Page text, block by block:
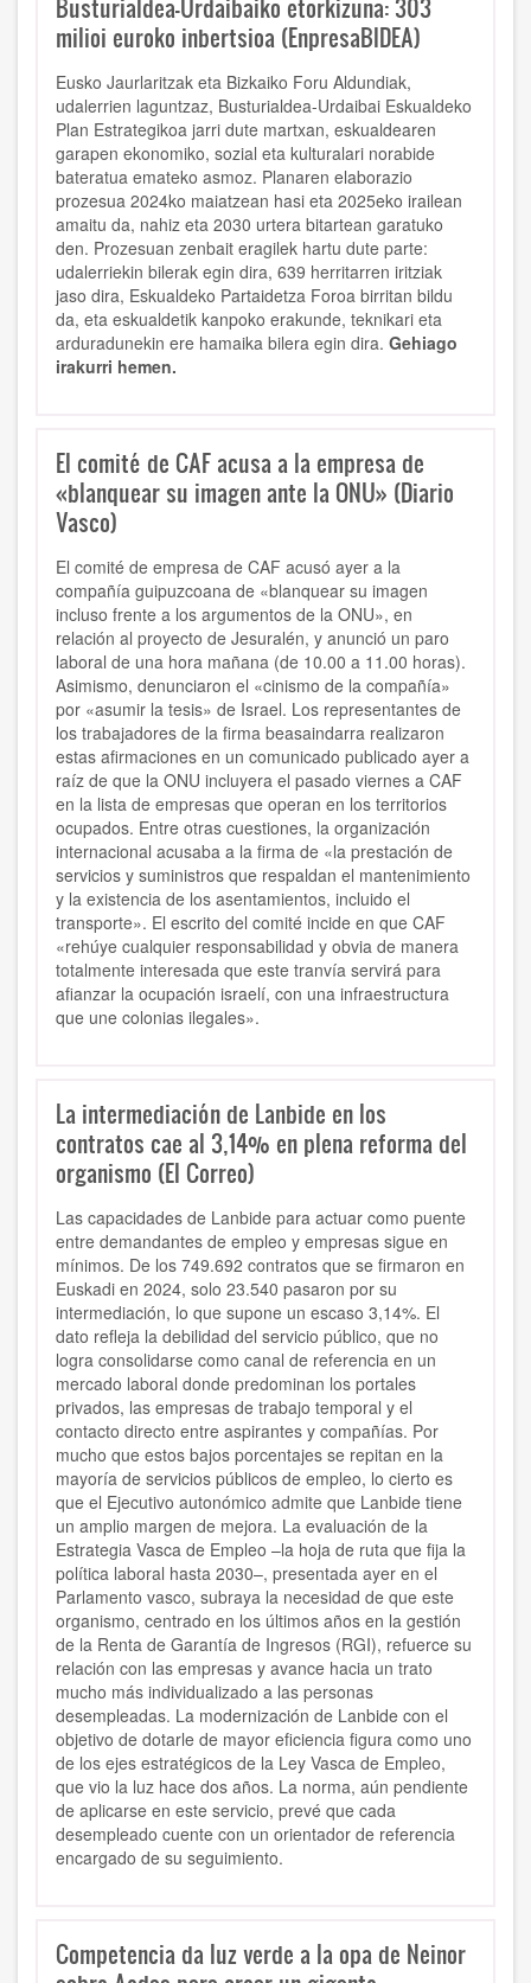
Busturialdea-Urdaibaiko etorkizuna: 303
milioi euroko inbertsioa (EnpresaBIDEA)
Eusko Jaurlaritzak eta Bizkaiko Foru Aldundiak,
udalerrien laguntzaz, Busturialdea-Urdaibai Eskualdeko
Plan Estrategikoa jarri dute martxan, eskualdearen
garapen ekonomiko, sozial eta kulturalari norabide
bateratua emateko asmoz. Planaren elaborazio
prozesua 2024ko maiatzean hasi eta 2025eko irailean
amaitu da, nahiz eta 2030 urtera bitartean garatuko
den. Prozesuan zenbait eragilek hartu dute parte:
udalerriekin bilerak egin dira, 639 herritarren iritziak
jaso dira, Eskualdeko Partaidetza Foroa birritan bildu
da, eta eskualdetik kanpoko erakunde, teknikari eta
arduradunekin ere hamaika bilera egin dira. Gehiago
irakurri hemen.
El comité de CAF acusa a la empresa de
«blanquear su imagen ante la ONU» (Diario
Vasco)
El comité de empresa de CAF acusó ayer a la
compañía guipuzcoana de «blanquear su imagen
incluso frente a los argumentos de la ONU», en
relación al proyecto de Jesuralén, y anunció un paro
laboral de una hora mañana (de 10.00 a 11.00 horas).
Asimismo, denunciaron el «cinismo de la compañía»
por «asumir la tesis» de Israel. Los representantes de
los trabajadores de la firma beasaindarra realizaron
estas afirmaciones en un comunicado publicado ayer a
raíz de que la ONU incluyera el pasado viernes a CAF
en la lista de empresas que operan en los territorios
ocupados. Entre otras cuestiones, la organización
internacional acusaba a la firma de «la prestación de
servicios y suministros que respaldan el mantenimiento
y la existencia de los asentamientos, incluido el
transporte». El escrito del comité incide en que CAF
«rehúye cualquier responsabilidad y obvia de manera
totalmente interesada que este tranvía servirá para
afianzar la ocupación israelí, con una infraestructura
que une colonias ilegales».
La intermediación de Lanbide en los
contratos cae al 3,14% en plena reforma del
organismo (El Correo)
Las capacidades de Lanbide para actuar como puente
entre demandantes de empleo y empresas sigue en
mínimos. De los 749.692 contratos que se firmaron en
Euskadi en 2024, solo 23.540 pasaron por su
intermediación, lo que supone un escaso 3,14%. El
dato refleja la debilidad del servicio público, que no
logra consolidarse como canal de referencia en un
mercado laboral donde predominan los portales
privados, las empresas de trabajo temporal y el
contacto directo entre aspirantes y compañías. Por
mucho que estos bajos porcentajes se repitan en la
mayoría de servicios públicos de empleo, lo cierto es
que el Ejecutivo autonómico admite que Lanbide tiene
un amplio margen de mejora. La evaluación de la
Estrategia Vasca de Empleo –la hoja de ruta que fija la
política laboral hasta 2030–, presentada ayer en el
Parlamento vasco, subraya la necesidad de que este
organismo, centrado en los últimos años en la gestión
de la Renta de Garantía de Ingresos (RGI), refuerce su
relación con las empresas y avance hacia un trato
mucho más individualizado a las personas
desempleadas. La modernización de Lanbide con el
objetivo de dotarle de mayor eficiencia figura como uno
de los ejes estratégicos de la Ley Vasca de Empleo,
que vio la luz hace dos años. La norma, aún pendiente
de aplicarse en este servicio, prevé que cada
desempleado cuente con un orientador de referencia
encargado de su seguimiento.
Competencia da luz verde a la opa de Neinor